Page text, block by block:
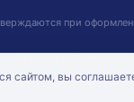
при
сайтом, вы